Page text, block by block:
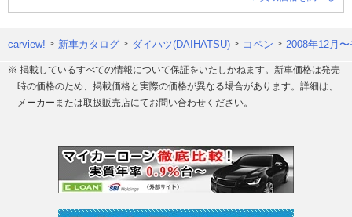
carview! 新車カタログ ダイハツ(DAIHATSU) コペン 2008年12月
※ 掲載しているすべての情報について保証をいたしかねます。新車価格は発売
時の価格のため、掲載価格と実際の価格が異なる場合があります。詳細は、
メーカーまたは取扱販売店にてお問い合わせください。